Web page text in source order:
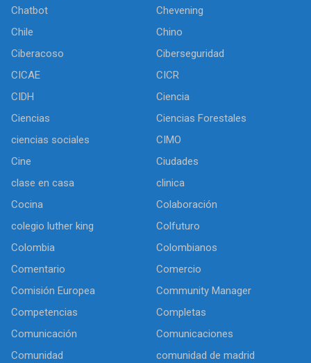
Chatbot
Chevening
Chile
Chino
Ciberacoso
Ciberseguridad
CICAE
CICR
CIDH
Ciencia
Ciencias
Ciencias Forestales
ciencias sociales
CIMO
Cine
Ciudades
clase en casa
clinica
Cocina
Colaboración
colegio luther king
Colfuturo
Colombia
Colombianos
Comentario
Comercio
Comisión Europea
Community Manager
Competencias
Completas
Comunicación
Comunicaciones
Comunidad
comunidad de madrid